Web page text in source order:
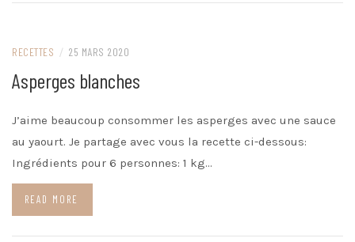
RECETTES / 25 MARS 2020
Asperges blanches
J’aime beaucoup consommer les asperges avec une sauce
au yaourt. Je partage avec vous la recette ci-dessous:
Ingrédients pour 6 personnes: 1 kg…
READ MORE